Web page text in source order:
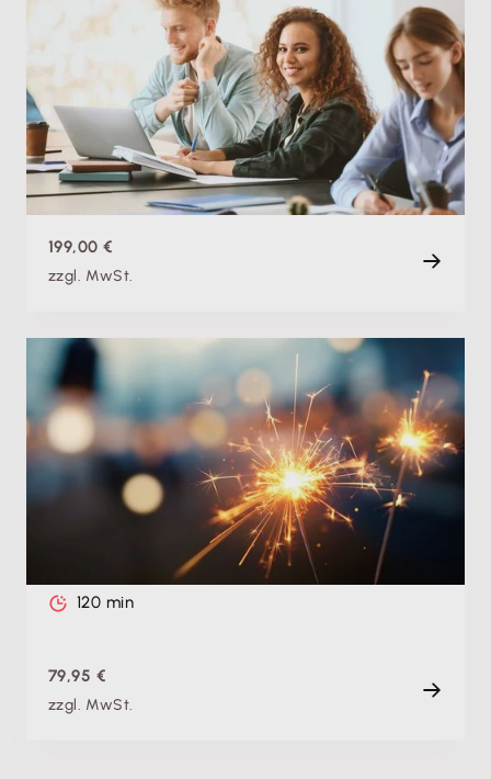
Produktschulung
Lexware buchhaltung Update-Tagung 2027
Mi. 20.01.2027, 08:00 Uhr+ weitere Termine
4 h
199,00 €
zzgl. MwSt.
Produktschulung
Theorie & Praxis: Jahresabschluss 2026 mit
Lexware buchhaltung leicht gemacht -
Gewinnermittlung: Bilanz
Di. 16.02.2027, 09:00 Uhr
120 min
79,95 €
zzgl. MwSt.